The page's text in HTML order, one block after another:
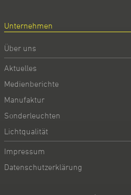
Unternehmen
Über uns
Aktuelles
Medienberichte
Manufaktur
Sonderleuchten
Lichtqualität
Impressum
Datenschutzerklärung